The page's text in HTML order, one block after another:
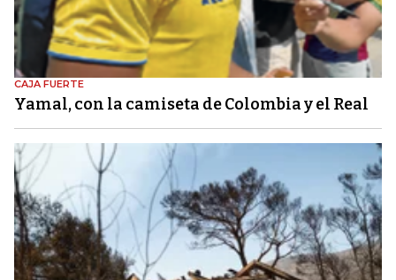
CAJA FUERTE
Yamal, con la camiseta de Colombia y el Real